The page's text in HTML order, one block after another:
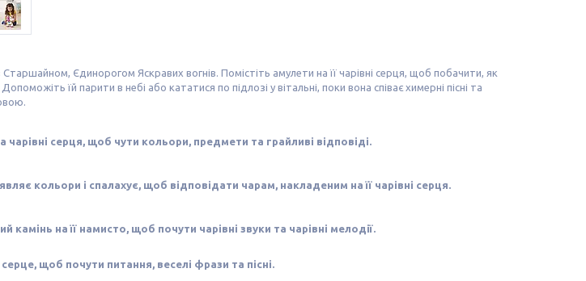
Єдинорогом Яскравих вогнів. Помістіть амулети на її чарівні серця, щоб побачити, як
їй парити в небі або кататися по підлозі у вітальні, поки вона співає химерні пісні та
серця, щоб чути кольори, предмети та грайливі відповіді.
кольори і спалахує, щоб відповідати чарам, накладеним на її чарівні серця.
камінь на її намисто, щоб почути чарівні звуки та чарівні мелодії.
щоб почути питання, веселі фрази та пісні.